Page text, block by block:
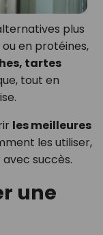
plus
en protéines,
tartes
tout en
les meilleures
les utiliser,
succès.
une